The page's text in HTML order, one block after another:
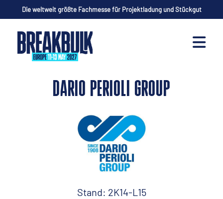
Die weltweit größte Fachmesse für Projektladung und Stückgut
DARIO PERIOLI GROUP
Stand: 2K14-L15